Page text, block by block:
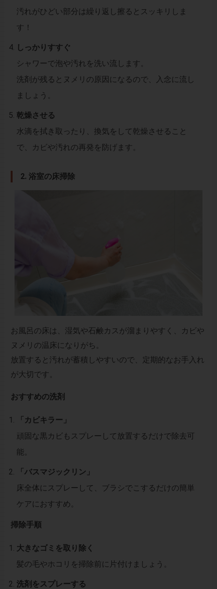
汚れがひどい部分は繰り返し擦るとスッキリしま
す！
しっかりすすぐ
シャワーで泡や汚れを洗い流します。
洗剤が残るとヌメリの原因になるので、入念に流し
ましょう。
乾燥させる
水滴を拭き取ったり、換気をして乾燥させること
で、カビや汚れの再発を防げます。
2. 浴室の床掃除
お風呂の床は、湿気や石鹸カスが溜まりやすく、カビや
ヌメリの温床になりがち。
放置すると汚れが蓄積しやすいので、定期的なお手入れ
が大切です。
おすすめの洗剤
「カビキラー」
頑固な黒カビもスプレーして放置するだけで除去可
能。
「バスマジックリン」
床全体にスプレーして、ブラシでこするだけの簡単
ケアにおすすめ。
掃除手順
大きなゴミを取り除く
髪の毛やホコリを掃除前に片付けましょう。
洗剤をスプレーする